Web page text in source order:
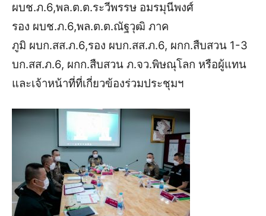
ผบช.ภ.6,พล.ต.ต.ระวีพรรษ อมรมุนีพงศ์
รอง ผบช.ภ.6,พล.ต.ต.ณัฐวุฒิ ภาค
ภูมิ ผบก.สส.ภ.6,รอง ผบก.สส.ภ.6, ผกก.สืบสวน 1-3
บก.สส.ภ.6, ผกก.สืบสวน ภ.จว.พิษณุโลก หรือผู้แทน
และเจ้าหน้าที่ที่เกี่ยวข้องร่วมประชุมฯ